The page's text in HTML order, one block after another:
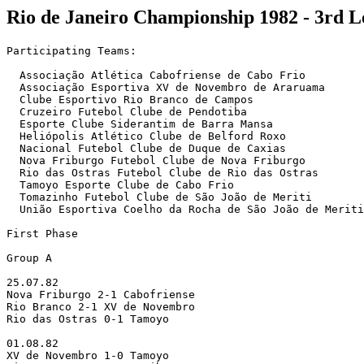
Rio de Janeiro Championship 1982 - 3rd
Participating Teams:
  Associação Atlética Cabofriense de Cabo Frio
  Associação Esportiva XV de Novembro de Araruama
  Clube Esportivo Rio Branco de Campos
  Cruzeiro Futebol Clube de Pendotiba
  Esporte Clube Siderantim de Barra Mansa
  Heliópolis Atlético Clube de Belford Roxo
  Nacional Futebol Clube de Duque de Caxias
  Nova Friburgo Futebol Clube de Nova Friburgo
  Rio das Ostras Futebol Clube de Rio das Ostras
  Tamoyo Esporte Clube de Cabo Frio
  Tomazinho Futebol Clube de São João de Meriti
  União Esportiva Coelho da Rocha de São João de Meriti
First Phase
Group A
25.07.82
Nova Friburgo 2-1 Cabofriense
Rio Branco 2-1 XV de Novembro
Rio das Ostras 0-1 Tamoyo
01.08.82
XV de Novembro 1-0 Tamoyo